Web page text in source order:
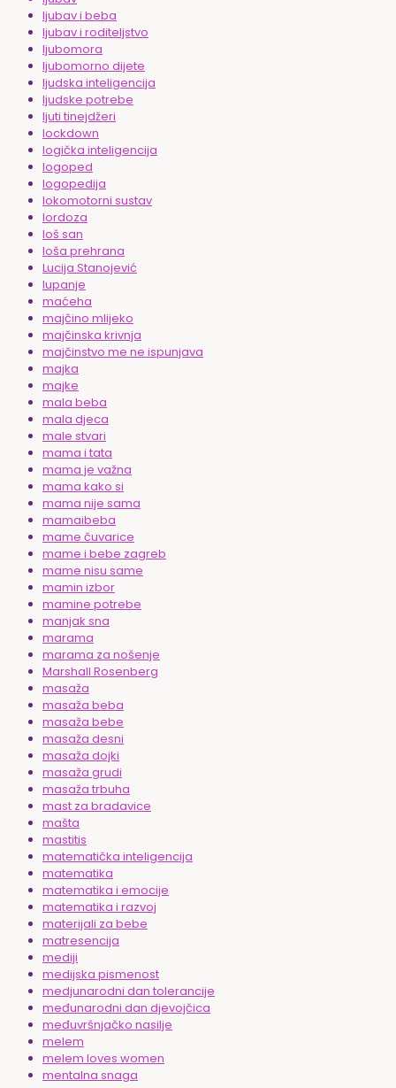
ljubav i beba
ljubav i roditeljstvo
ljubomora
ljubomorno dijete
ljudska inteligencija
ljudske potrebe
ljuti tinejdžeri
lockdown
logička inteligencija
logoped
logopedija
lokomotorni sustav
lordoza
loš san
loša prehrana
Lucija Stanojević
lupanje
maćeha
majčino mlijeko
majčinska krivnja
majčinstvo me ne ispunjava
majka
majke
mala beba
mala djeca
male stvari
mama i tata
mama je važna
mama kako si
mama nije sama
mamaibeba
mame čuvarice
mame i bebe zagreb
mame nisu same
mamin izbor
mamine potrebe
manjak sna
marama
marama za nošenje
Marshall Rosenberg
masaža
masaža beba
masaža bebe
masaža desni
masaža dojki
masaža grudi
masaža trbuha
mast za bradavice
mašta
mastitis
matematička inteligencija
matematika
matematika i emocije
matematika i razvoj
materijali za bebe
matresencija
mediji
medijska pismenost
medjunarodni dan tolerancije
međunarodni dan djevojčica
međuvršnjačko nasilje
melem
melem loves women
mentalna snaga